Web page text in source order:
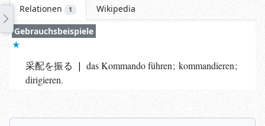
Relationen
1
Wikipedia
Gebrauchsbeispiele
采配を振る | das Kommando führen; kommandieren;
dirigieren.